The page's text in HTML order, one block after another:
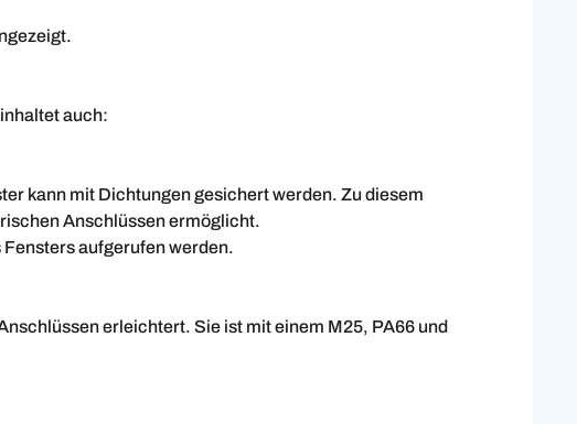
auch:
kann mit Dichtungen gesichert werden. Zu diesem
Anschlüssen ermöglicht.
aufgerufen werden.
erleichtert. Sie ist mit einem M25, PA66 und